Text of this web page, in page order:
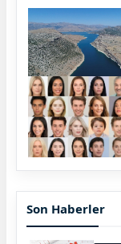
Son Haberler